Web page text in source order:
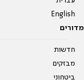
English
מדורים
חדשות
מבזקים
ביטחוני